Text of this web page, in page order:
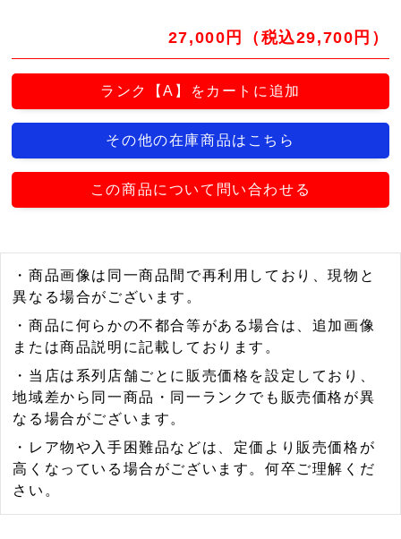
27,000円（税込29,700円）
ランク【A】をカートに追加
その他の在庫商品はこちら
この商品について問い合わせる
・商品画像は同一商品間で再利用しており、現物と
異なる場合がございます。
・商品に何らかの不都合等がある場合は、追加画像
または商品説明に記載しております。
・当店は系列店舗ごとに販売価格を設定しており、
地域差から同一商品・同一ランクでも販売価格が異
なる場合がございます。
・レア物や入手困難品などは、定価より販売価格が
高くなっている場合がございます。何卒ご理解くだ
さい。